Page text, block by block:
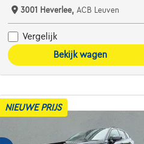
3001 Heverlee, ACB Leuven
Vergelijk
Bekijk wagen
NIEUWE PRIJS